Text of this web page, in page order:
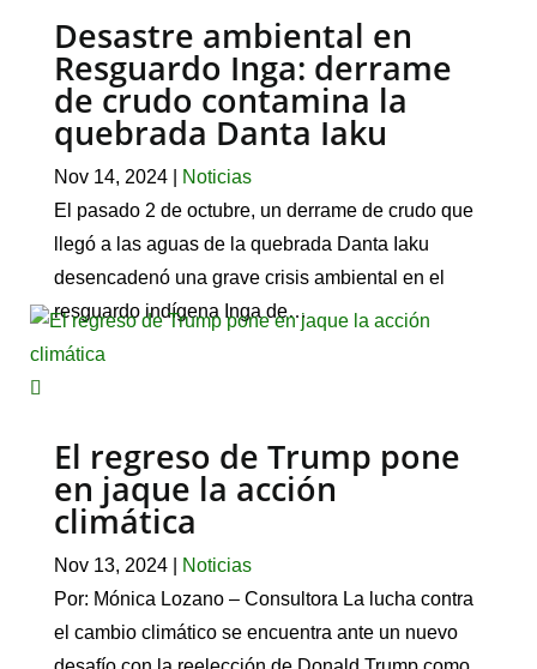
Desastre ambiental en
Resguardo Inga: derrame
de crudo contamina la
quebrada Danta Iaku
Nov 14, 2024|
Noticias
El pasado 2 de octubre, un derrame de crudo que
llegó a las aguas de la quebrada Danta Iaku
desencadenó una grave crisis ambiental en el
resguardo indígena Inga de…
El regreso de Trump pone
en jaque la acción
climática
Nov 13, 2024|
Noticias
Por: Mónica Lozano – Consultora La lucha contra
el cambio climático se encuentra ante un nuevo